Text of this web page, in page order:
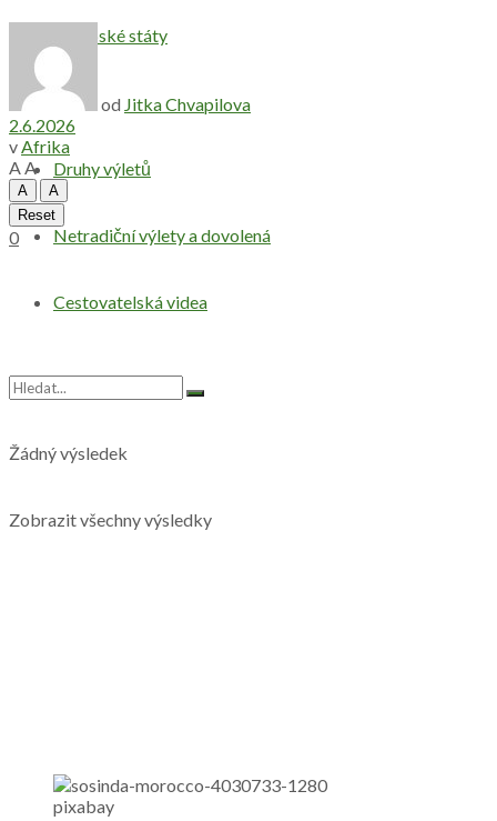
Evropské státy
Svět
Druhy výletů
Netradiční výlety a dovolená
Cestovatelská videa
Žádný výsledek
Zobrazit všechny výsledky
od Jitka Chvapilova
2.6.2026
vAfrika
AA
A
A
Reset
0
pixabay